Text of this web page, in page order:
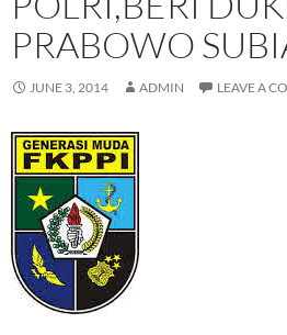
PRABOWO
JUNE 3, 2014 ADMIN LEAVE A